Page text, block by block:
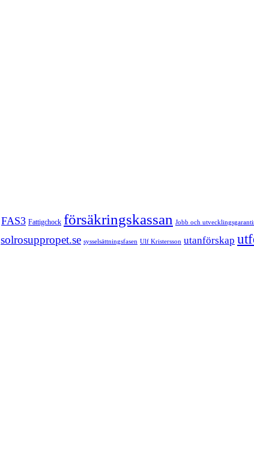
FAS3 Fattigchock försäkringskassan Jobb och
solrosuppropet.se sysselsättningsfasen Ulf Kristersson utanförskap